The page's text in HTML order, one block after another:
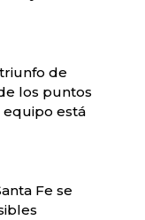
de
los puntos
está
Fe se